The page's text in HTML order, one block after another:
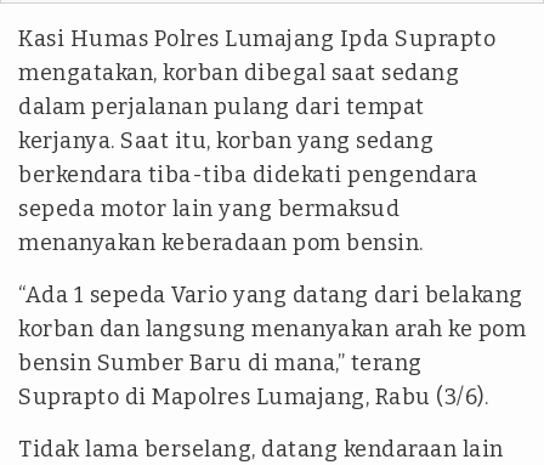
Kasi Humas Polres Lumajang Ipda Suprapto
mengatakan, korban dibegal saat sedang
dalam perjalanan pulang dari tempat
kerjanya. Saat itu, korban yang sedang
berkendara tiba-tiba didekati pengendara
sepeda motor lain yang bermaksud
menanyakan keberadaan pom bensin.
“Ada 1 sepeda Vario yang datang dari belakang
korban dan langsung menanyakan arah ke pom
bensin Sumber Baru di mana,” terang
Suprapto di Mapolres Lumajang, Rabu (3/6).
Tidak lama berselang, datang kendaraan lain